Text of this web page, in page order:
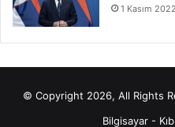
1 Kasım 2022
© Copyright 2026, All Rights
Bilgisayar -